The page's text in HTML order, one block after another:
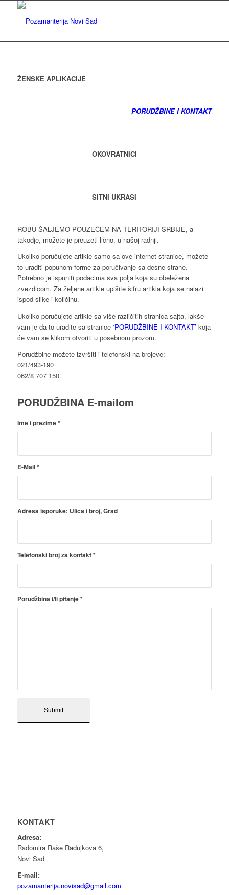
ŽENSKE APLIKACIJE
PORUDŽBINE I KONTAKT
OKOVRATNICI
SITNI UKRASI
ROBU ŠALJEMO POUZEĆEM NA TERITORIJI SRBIJE, a
takodje, možete je preuzeti lično, u našoj radnji.
Ukoliko poručujete artikle samo sa ove internet stranice, možete
to uraditi popunom forme za poručivanje sa desne strane.
Potrebno je ispuniti podacima sva polja koja su obeležena
zvezdicom. Za željene artikle upišite šifru artikla koja se nalazi
ispod slike i količinu.
Ukoliko poručujete artikle sa više različitih stranica sajta, lakše
vam je da to uradite sa stranice ‘PORUDŽBINE I KONTAKT’ koja
će vam se klikom otvoriti u posebnom prozoru.
Porudžbine možete izvršiti i telefonski na brojeve:
021/493-190
062/8 707 150
PORUDŽBINA E-mailom
Ime i prezime*
E-Mail*
Adresa isporuke: Ulica i broj, Grad
Telefonski broj za kontakt*
Porudžbina i/li pitanje*
KONTAKT
Adresa:
Radomira Raše Radujkova 6,
Novi Sad
E-mail:
pozamanterija.novisad@gmail.com